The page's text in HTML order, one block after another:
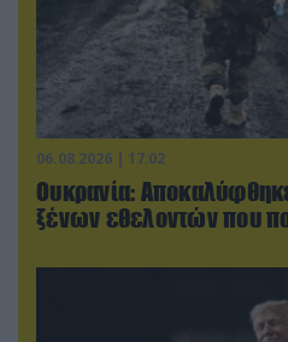
06.08.2026 | 17:02
Ουκρανία:
ξένων εθελοντών που